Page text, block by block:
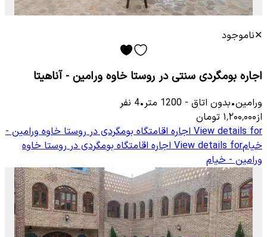
✕ناموجود
اجاره بومگردی سنتی در روستا خاوه ورامین - آناهیتا
ورامین•بدون اتاق -
1200 متر•
4 نفر
از۱٬۲۰۰٬۰۰۰ تومان
View details for اجاره اقامتگاه بومگردی در روستا خاوه ورامین -
خیامView details for اجاره اقامتگاه بومگردی در روستا خاوه
ورامین - خیام